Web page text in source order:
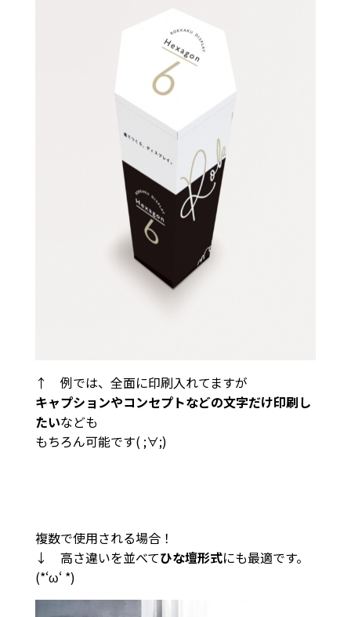
↑ 例では、全面に印刷入れてますが
キャプションやコンセプトなどの文字だけ印刷し
たいなども
もちろん可能です( ;∀;)
複数で使用される場合！
↓ 高さ違いを並べてひな壇形式にも最適です。
(*‘ω‘ *)